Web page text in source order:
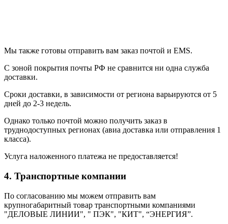
Мы также готовы отправить вам заказ почтой и EMS.
С зоной покрытия почты РФ не сравнится ни одна служба
доставки.
Сроки доставки, в зависимости от региона варьируются от 5
дней до 2-3 недель.
Однако только почтой можно получить заказ в
труднодоступных регионах (авиа доставка или отправления 1
класса).
Услуга наложенного платежа не предоставляется!
4. Транспортные компании
По согласованию мы можем отправить вам
крупногабаритный товар транспортными компаниями
"ДЕЛОВЫЕ ЛИНИИ", " ПЭК", "КИТ", “ЭНЕРГИЯ”.